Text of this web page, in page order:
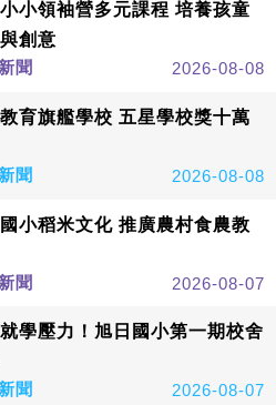
小領袖營多元課程 培養孩童
創意
聞
2026-08-08
育旗艦學校 五星學校獎十萬
聞 2026-08-08
小稻米文化 推廣農村食農教
聞
2026-08-07
學壓力！旭日國小第一期校舍
聞
2026-08-07